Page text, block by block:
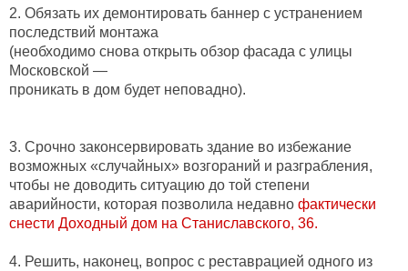
2. Обязать их демонтировать баннер с устранением
последствий монтажа
(необходимо снова открыть обзор фасада с улицы
Московской —
проникать в дом будет неповадно).
3. Срочно законсервировать здание во избежание
возможных «случайных» возгораний и разграбления,
чтобы не доводить ситуацию до той степени
аварийности, которая позволила недавно фактически
снести Доходный дом на Станиславского, 36.
4. Решить, наконец, вопрос с реставрацией одного из